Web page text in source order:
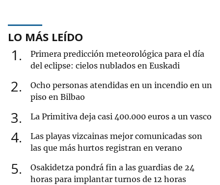
LO MÁS LEÍDO
1
Primera predicción meteorológica para el día
del eclipse: cielos nublados en Euskadi
2
Ocho personas atendidas en un incendio en un
piso en Bilbao
3 La Primitiva deja casi 400.000 euros a un vasco
4
Las playas vizcainas mejor comunicadas son
las que más hurtos registran en verano
5
Osakidetza pondrá fin a las guardias de 24
horas para implantar turnos de 12 horas